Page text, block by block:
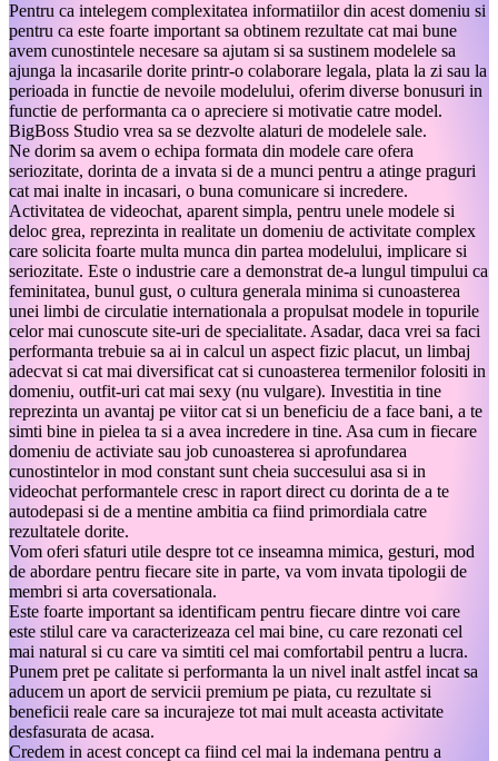
Pentru ca intelegem complexitatea informatiilor din acest domeniu si
pentru ca este foarte important sa obtinem rezultate cat mai bune
avem cunostintele necesare sa ajutam si sa sustinem modelele sa
ajunga la incasarile dorite printr-o colaborare legala, plata la zi sau la
perioada in functie de nevoile modelului, oferim diverse bonusuri in
functie de performanta ca o apreciere si motivatie catre model.
BigBoss Studio vrea sa se dezvolte alaturi de modelele sale.
Ne dorim sa avem o echipa formata din modele care ofera
seriozitate, dorinta de a invata si de a munci pentru a atinge praguri
cat mai inalte in incasari, o buna comunicare si incredere.
Activitatea de videochat, aparent simpla, pentru unele modele si
deloc grea, reprezinta in realitate un domeniu de activitate complex
care solicita foarte multa munca din partea modelului, implicare si
seriozitate. Este o industrie care a demonstrat de-a lungul timpului ca
feminitatea, bunul gust, o cultura generala minima si cunoasterea
unei limbi de circulatie internationala a propulsat modele in topurile
celor mai cunoscute site-uri de specialitate. Asadar, daca vrei sa faci
performanta trebuie sa ai in calcul un aspect fizic placut, un limbaj
adecvat si cat mai diversificat cat si cunoasterea termenilor folositi in
domeniu, outfit-uri cat mai sexy (nu vulgare). Investitia in tine
reprezinta un avantaj pe viitor cat si un beneficiu de a face bani, a te
simti bine in pielea ta si a avea incredere in tine. Asa cum in fiecare
domeniu de activiate sau job cunoasterea si aprofundarea
cunostintelor in mod constant sunt cheia succesului asa si in
videochat performantele cresc in raport direct cu dorinta de a te
autodepasi si de a mentine ambitia ca fiind primordiala catre
rezultatele dorite.
Vom oferi sfaturi utile despre tot ce inseamna mimica, gesturi, mod
de abordare pentru fiecare site in parte, va vom invata tipologii de
membri si arta coversationala.
Este foarte important sa identificam pentru fiecare dintre voi care
este stilul care va caracterizeaza cel mai bine, cu care rezonati cel
mai natural si cu care va simtiti cel mai comfortabil pentru a lucra.
Punem pret pe calitate si performanta la un nivel inalt astfel incat sa
aducem un aport de servicii premium pe piata, cu rezultate si
beneficii reale care sa incurajeze tot mai mult aceasta activitate
desfasurata de acasa.
Credem in acest concept ca fiind cel mai la indemana pentru a